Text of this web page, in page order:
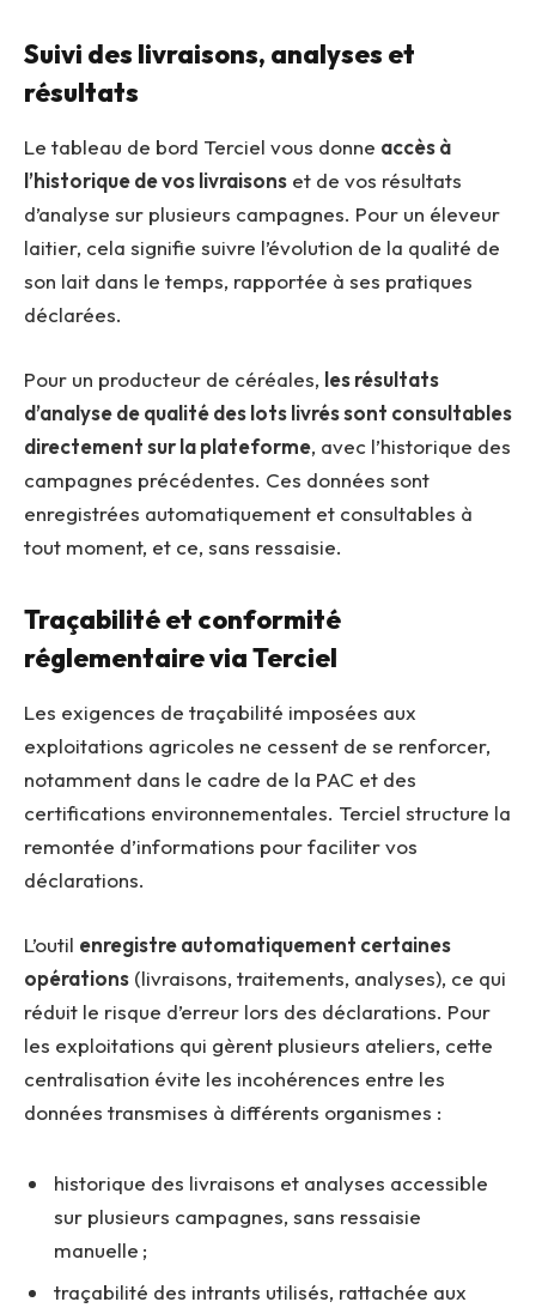
Suivi des livraisons, analyses et
résultats
Le tableau de bord Terciel vous donne accès à
l’historique de vos livraisons et de vos résultats
d’analyse sur plusieurs campagnes. Pour un éleveur
laitier, cela signifie suivre l’évolution de la qualité de
son lait dans le temps, rapportée à ses pratiques
déclarées.
Pour un producteur de céréales, les résultats
d’analyse de qualité des lots livrés sont consultables
directement sur la plateforme, avec l’historique des
campagnes précédentes. Ces données sont
enregistrées automatiquement et consultables à
tout moment, et ce, sans ressaisie.
Traçabilité et conformité
réglementaire via Terciel
Les exigences de traçabilité imposées aux
exploitations agricoles ne cessent de se renforcer,
notamment dans le cadre de la PAC et des
certifications environnementales. Terciel structure la
remontée d’informations pour faciliter vos
déclarations.
L’outil enregistre automatiquement certaines
opérations (livraisons, traitements, analyses), ce qui
réduit le risque d’erreur lors des déclarations. Pour
les exploitations qui gèrent plusieurs ateliers, cette
centralisation évite les incohérences entre les
données transmises à différents organismes :
historique des livraisons et analyses accessible
sur plusieurs campagnes, sans ressaisie
manuelle ;
traçabilité des intrants utilisés, rattachée aux